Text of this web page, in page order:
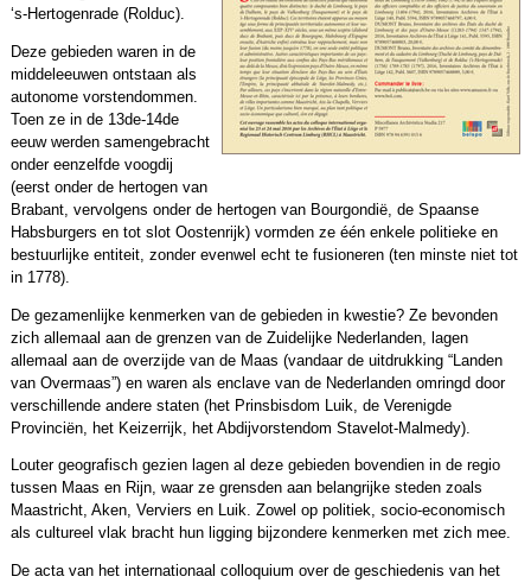
‘s-Hertogenrade (Rolduc).
Deze gebieden waren in de
middeleeuwen ontstaan als
autonome vorstendommen.
Toen ze in de 13de-14de
eeuw werden samengebracht
onder eenzelfde voogdij
(eerst onder de hertogen van
Brabant, vervolgens onder de hertogen van Bourgondië, de Spaanse
Habsburgers en tot slot Oostenrijk) vormden ze één enkele politieke en
bestuurlijke entiteit, zonder evenwel echt te fusioneren (ten minste niet tot
in 1778).
De gezamenlijke kenmerken van de gebieden in kwestie? Ze bevonden
zich allemaal aan de grenzen van de Zuidelijke Nederlanden, lagen
allemaal aan de overzijde van de Maas (vandaar de uitdrukking “Landen
van Overmaas”) en waren als enclave van de Nederlanden omringd door
verschillende andere staten (het Prinsbisdom Luik, de Verenigde
Provinciën, het Keizerrijk, het Abdijvorstendom Stavelot-Malmedy).
Louter geografisch gezien lagen al deze gebieden bovendien in de regio
tussen Maas en Rijn, waar ze grensden aan belangrijke steden zoals
Maastricht, Aken, Verviers en Luik. Zowel op politiek, socio-economisch
als cultureel vlak bracht hun ligging bijzondere kenmerken met zich mee.
De acta van het internationaal colloquium over de geschiedenis van het